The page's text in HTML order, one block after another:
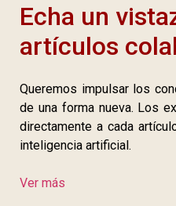
Echa un
artículos
Queremos impulsar los
de una forma nueva. Los
directamente a cada
inteligencia artificial.
Ver más